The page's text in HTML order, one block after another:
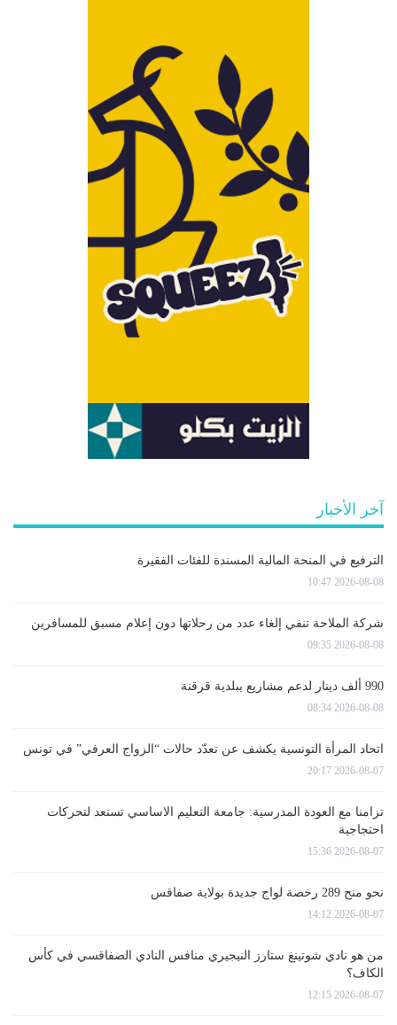
آخر الأخبار
الترفيع في المنحة المالية المسندة للفئات الفقيرة
2026-08-08 10:47
شركة الملاحة تنفي إلغاء عدد من رحلاتها دون إعلام مسبق للمسافرين
2026-08-08 09:35
990 ألف دينار لدعم مشاريع ببلدية قرقنة
2026-08-08 08:34
اتحاد المرأة التونسية يكشف عن تعدّد حالات “الزواج العرفي” في تونس
2026-08-07 20:17
تزامنا مع العودة المدرسية: جامعة التعليم الاساسي تستعد لتحركات
احتجاجية
2026-08-07 15:36
نحو منح 289 رخصة لواج جديدة بولاية صفاقس
2026-08-07 14:12
من هو نادي شوتينغ ستارز النيجيري منافس النادي الصفاقسي في كأس
الكاف؟
2026-08-07 12:15